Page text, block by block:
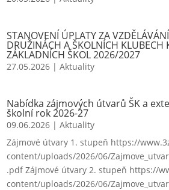
STANOVENÍ ÚPLATY ZA
DRUŽINÁCH A ŠKOLNÍCH KLUBECH
ZÁKLADNÍCH ŠKOL 2026/2027
27.05.2026 |Aktuality
Nabídka zájmových útvarů ŠK a
školní rok 2026-27
09.06.2026 |Aktuality
Zájmové útvary 1. stupeň https://
content/uploads/2026/06/
.pdf Zájmové útvary 2. stupeň https://
content/uploads/2026/06/